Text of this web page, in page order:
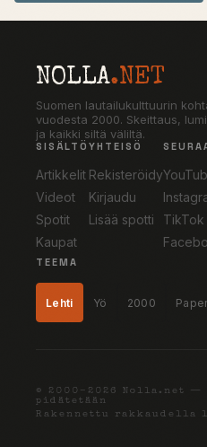
NOLLA.NET
Suomen lautailukulttuurin
vuodesta 2000. Skeittaus,
ja kaikki siltä väliltä.
SISÄLTÖ
Artikkelit
Videot
Spotit
Kaupat
YHTEISÖ
Rekisteröidy
Kirjaudu
Lisää spotti
TikTok
TEEMA
Lehti Yö 2000
© 2000–2026 Nolla.net
pidätetään
Rakennettu rakkaudella